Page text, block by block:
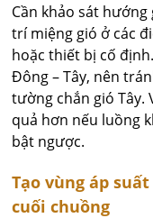
Cần khảo sát
trí miệng gió ở các
hoặc thiết bị cố
Đông – Tây, nên
tường chắn gió Tây.
quả hơn nếu luồng
bật ngược.
Tạo vùng áp
cuối chuồng